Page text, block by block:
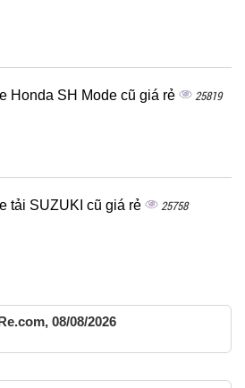
Honda SH Mode cũ giá rẻ 25819
tải SUZUKI cũ giá rẻ 25758
08/08/2026